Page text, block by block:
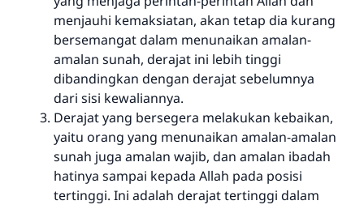
menjauhi kemaksiatan, akan tetap dia kurang
bersemangat dalam menunaikan amalan-
amalan sunah, derajat ini lebih tinggi
dibandingkan dengan derajat sebelumnya
dari sisi kewaliannya.
Derajat yang bersegera melakukan kebaikan,
yaitu orang yang menunaikan amalan-amalan
sunah juga amalan wajib, dan amalan ibadah
hatinya sampai kepada Allah pada posisi
tertinggi. Ini adalah derajat tertinggi dalam